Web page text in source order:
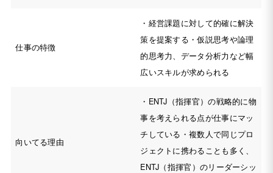
仕事の特徴
・経営課題に対して的確に解決
策を提案する・仮説思考や論理
的思考力、データ分析力など幅
広いスキルが求められる
向いてる理由
・ENTJ（指揮官）の戦略的に物
事を考えられる点が仕事にマッ
チしている・複数人で同じプロ
ジェクトに携わることも多く、
ENTJ（指揮官）のリーダーシッ